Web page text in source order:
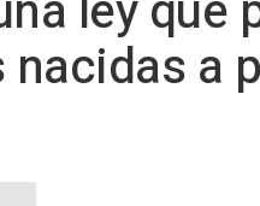
a